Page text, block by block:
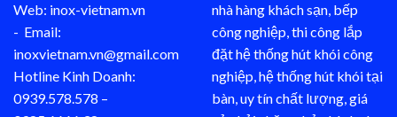
Web: inox-vietnam.vn
- Email:
inoxvietnam.vn@gmail.com
Hotline Kinh Doanh:
0939.578.578 –
nhà hàng khách sạn, bếp
công nghiệp, thi công lắp
đặt hệ thống hút khói công
nghiệp, hệ thống hút khói tại
bàn, uy tín chất lượng, giá